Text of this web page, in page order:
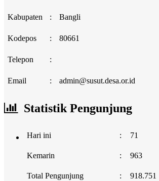
Kabupaten : Bangli
Kodepos : 80661
Telepon :
Email : admin@susut.desa.or.id
Statistik Pengunjung
Hari ini : 71
Kemarin : 963
Total Pengunjung : 918.751